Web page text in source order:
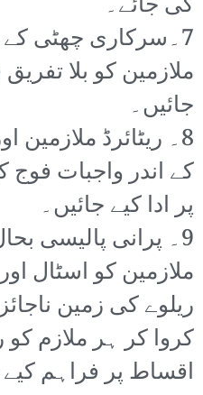
7۔سرکاری چھٹی
ملازمین کو بلا
جائیں۔
8۔ ریٹائرڈ ملازمین
کے اندر واجبات
پر ادا کیے جائیں۔
9۔ پرانی پالیسی
ملازمین کو اسٹال
ریلوے کی زمین
کروا کر ہر ملازم
اقساط پر فراہم کیے